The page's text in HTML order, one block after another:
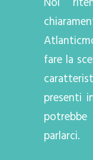
fare la
presenti
parlarci.